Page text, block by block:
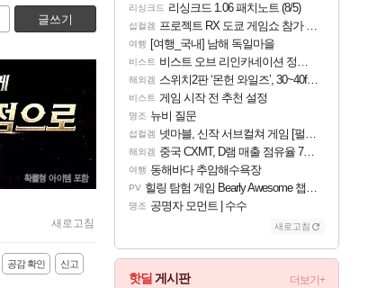
글쓰기
새로고침
신고
공감 확인
리싱크드 리싱크드 1.06 패치노트 (8/5)
섭컬겜 프로젝트 RX 도쿄 게임쇼 참가 결정
여행 [여행_국내] 남해 독일마을
비스트 비스트 오브 리인카네이션 정보/공략글 모음
해외겜 스위치2판 ‘몬헌 와일즈’, 30~40fps 목표 추정
비스트 게임 시작 전 추천 설정
명조 뉴비 질문
섭컬겜 넷마블, 신작 서브컬쳐 게임 [펄 인 블루] 티저 사이트 오픈
해외겜 중국 CXMT, D램 매출 점유율 7%…글로벌 4위로 부상
여행 동해바다 추암해수욕장
PV 힐링 탐험 게임 Bearly Awesome 챕터 1 트레일러
명조 공명자 모먼트 | 수수
새로고침
핫딜 게시판 더보기+